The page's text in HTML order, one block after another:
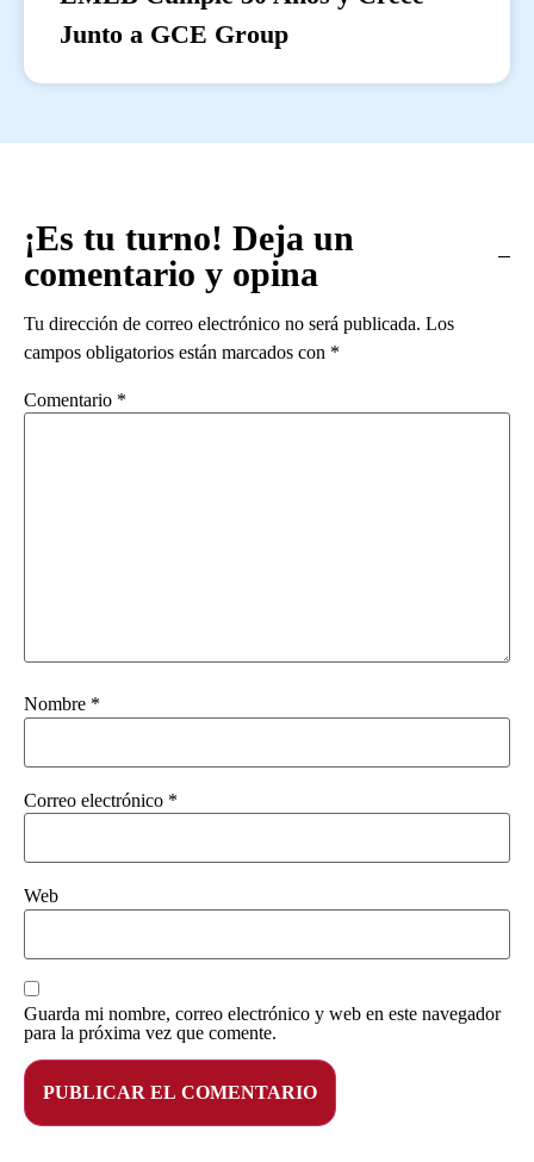
Junto a GCE Group
¡Es tu turno! Deja un
comentario y opina
Tu dirección de correo electrónico no será publicada. Los
campos obligatorios están marcados con *
Comentario *
Nombre *
Correo electrónico *
Web
Guarda mi nombre, correo electrónico y web en este navegador
para la próxima vez que comente.